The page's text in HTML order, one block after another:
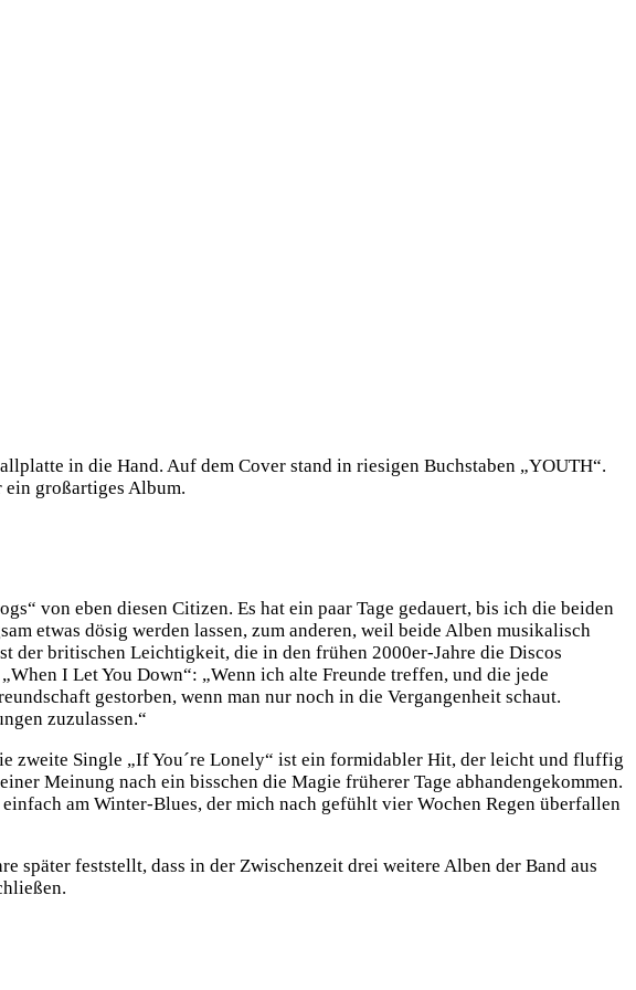
in die Hand. Auf dem Cover stand in riesigen Buchstaben „YOUTH“.
großartiges Album.
von eben diesen Citizen. Es hat ein paar Tage gedauert, bis ich die beiden
etwas dösig werden lassen, zum anderen, weil beide Alben musikalisch
der britischen Leichtigkeit, die in den frühen 2000er-Jahre die Discos
I Let You Down“: „Wenn ich alte Freunde treffen, und die jede
gestorben, wenn man nur noch in die Vergangenheit schaut.
zuzulassen.“
zweite Single „If You´re Lonely“ ist ein formidabler Hit, der leicht und fluffig
Meinung nach ein bisschen die Magie früherer Tage abhandengekommen.
am Winter-Blues, der mich nach gefühlt vier Wochen Regen überfallen
später feststellt, dass in der Zwischenzeit drei weitere Alben der Band aus